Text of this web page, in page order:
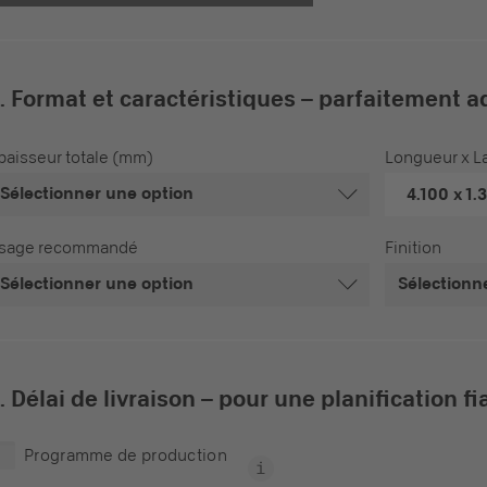
Format et caractéristiques – parfaitement
totale (mm)
Sélectionner une option
Longueur x
4.100 x
recommandé
Sélectionner une option
Finition
Délai de livraison – pour une planification
Programme de production